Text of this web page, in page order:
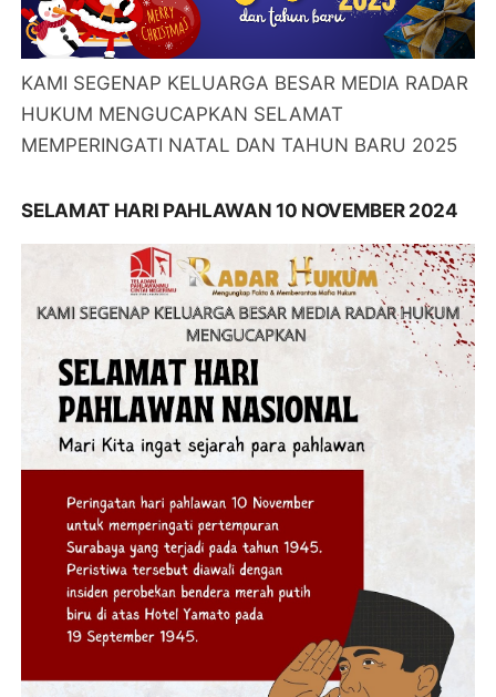
KAMI SEGENAP KELUARGA BESAR MEDIA RADAR
HUKUM MENGUCAPKAN SELAMAT
MEMPERINGATI NATAL DAN TAHUN BARU 2025
SELAMAT HARI PAHLAWAN 10 NOVEMBER 2024